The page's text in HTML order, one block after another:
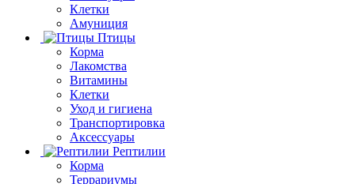
Клетки
Амуниция
Птицы
Корма
Лакомства
Витамины
Клетки
Уход и гигиена
Транспортировка
Аксессуары
Рептилии
Корма
Террариумы